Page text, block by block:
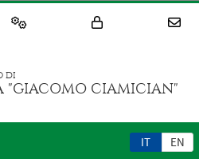
DI
"GIACOMO CIAMICIAN"
IT EN